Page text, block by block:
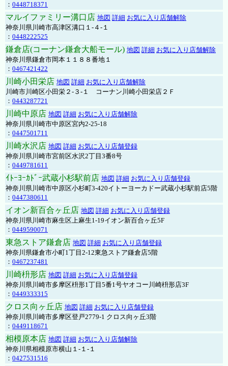
： 0448718371
マルイファミリー溝口店 地図 詳細 お気に入り店舗解除
神奈川県川崎市高津区溝口１-４-１
： 0448222525
鎌倉店(コーナン鎌倉大船モール) 地図 詳細 お気に入り店舗解除
神奈川県鎌倉市岡本１１８８番地１
： 0467421422
川崎小田栄店 地図 詳細 お気に入り店舗解除
川崎市川崎区小田栄２‐３‐１ コーナン川崎小田栄店２Ｆ
： 0443287721
川崎中原店 地図 詳細 お気に入り店舗解除
神奈川県川崎市中原区宮内2-25-18
： 0447501711
川崎水沢店 地図 詳細 お気に入り店舗登録
神奈川県川崎市宮前区水沢2丁目3番8号
： 0449781611
ｲﾄｰﾖｰｶﾄﾞｰ武蔵小杉駅前店 地図 詳細 お気に入り店舗登録
神奈川県川崎市中原区小杉町3-420イトーヨーカドー武蔵小杉駅前店5階
： 0447380611
イオン新百合ヶ丘店 地図 詳細 お気に入り店舗登録
神奈川県川崎市麻生区上麻生1-19イオン新百合ヶ丘5F
： 0449590071
東急ストア鎌倉店 地図 詳細 お気に入り店舗登録
神奈川県鎌倉市小町1丁目2-12東急ストア鎌倉店5階
： 0467237481
川崎枡形店 地図 詳細 お気に入り店舗登録
神奈川県川崎市多摩区枡形1丁目5番1号ヤオコー川崎枡形店3F
： 0449333315
クロス向ヶ丘店 地図 詳細 お気に入り店舗登録
神奈川県川崎市多摩区登戸2779-1 クロス向ヶ丘3階
： 0449118671
相模原本店 地図 詳細 お気に入り店舗解除
神奈川県相模原市横山１-１-１
： 0427531516